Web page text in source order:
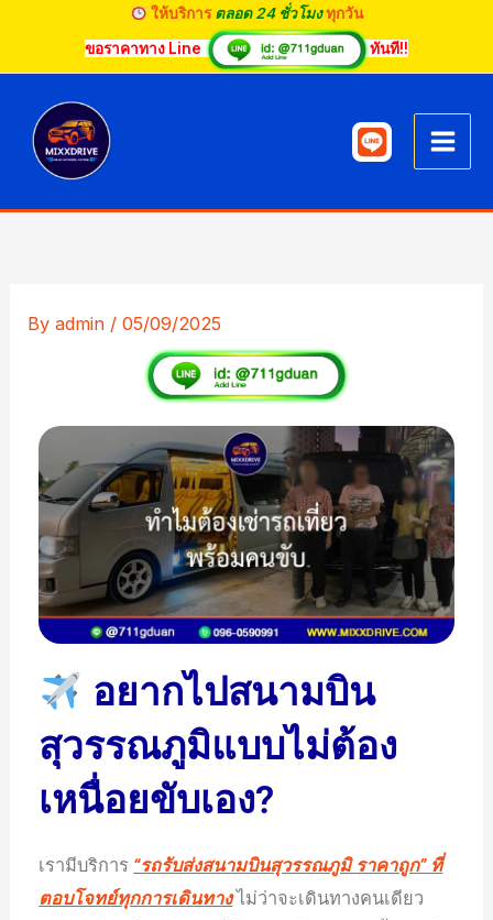
ให้บริการตลอด 24 ชั่วโมงทุกวัน
ขอราคาทาง Line ทันที!!
Byadmin /05/09/2025
อยากไปสนามบิน
สุวรรณภูมิแบบไม่ต้อง
เหนื่อยขับเอง?
เรามีบริการ “รถรับส่งสนามบินสุวรรณภูมิ ราคาถูก” ที่
ตอบโจทย์ทุกการเดินทางไม่ว่าจะเดินทางคนเดียว